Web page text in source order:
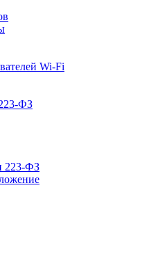
Wi-Fi
ФЗ
223-ФЗ